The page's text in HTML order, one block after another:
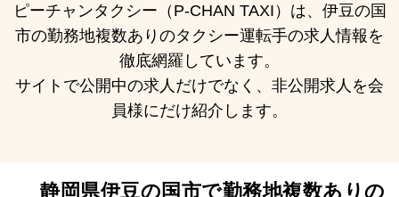
ピーチャンタクシー（P-CHAN TAXI）は、伊豆の国
市の勤務地複数ありのタクシー運転手の求人情報を
徹底網羅しています。
サイトで公開中の求人だけでなく、非公開求人を会
員様にだけ紹介します。
静岡県伊豆の国市で勤務地複数ありの